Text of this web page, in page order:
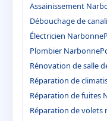
Assainissement
Débouchage de
Électricien Narbonne
Plombier Narbonne
Rénovation de salle
Réparation de
Réparation de fuites
Réparation de